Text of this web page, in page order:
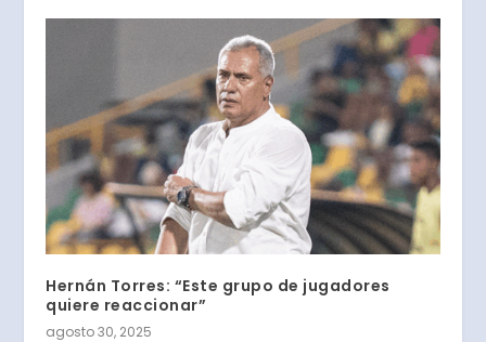
Hernán Torres: “Este grupo de jugadores
quiere reaccionar”
agosto 30, 2025